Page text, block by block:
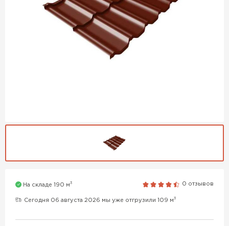
На складе 190 м3 0 отзывов
Сегодня 06 августа 2026 мы уже отгрузили 109 м3